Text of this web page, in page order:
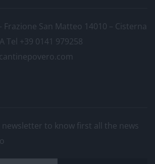
San Matteo 14010 – Cisterna
Tel +39 0141 979258
to know first all the news